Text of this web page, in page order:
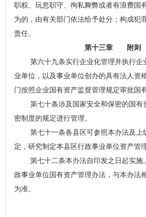
职权、玩忽职守、徇私舞弊或者有浪费国
为的，由有关部门依法给予处分；构成犯
责任。
第十三章 附则
第六十九条实行企业化管理并执行企
业单位，以及事业单位创办的具有法人资
门按照企业国有资产监督管理规定审批国
第七十条涉及国家安全和保密的国有
密制度的规定进行管理。
第七十一条各县区可参照本办法及上
定，研究制定本县区行政事业单位资产管
第七十二条本办法自印发之日起实施
政事业单位国有资产管理办法，与本办法
为准。